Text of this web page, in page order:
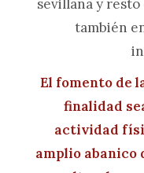
sevillana y
también
El fomento de
finalidad
actividad
amplio